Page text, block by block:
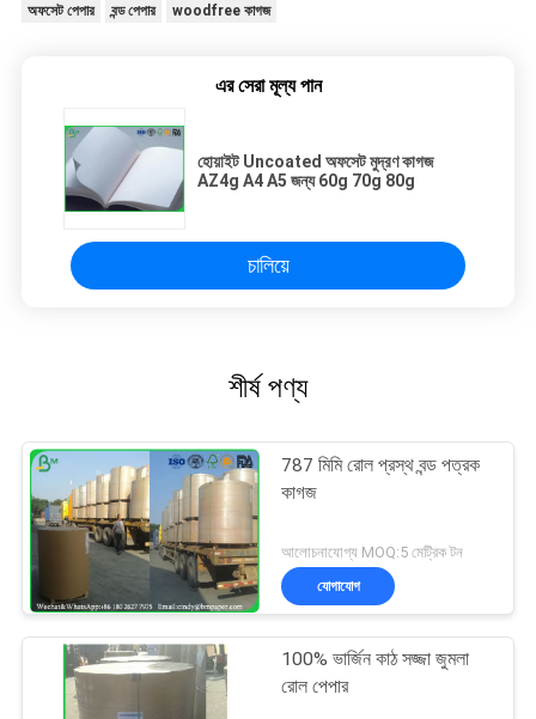
অফসেট পেপার বন্ড পেপার woodfree কাগজ
এর সেরা মূল্য পান
হোয়াইট Uncoated অফসেট মুদ্রণ কাগজ
AZ4g A4 A5 জন্য 60g 70g 80g
চালিয়ে
শীর্ষ পণ্য
787 মিমি রোল প্রস্থ বন্ড পত্রক
কাগজ
আলোচনাযোগ্য MOQ:5 মেট্রিক টন
যোগাযোগ
100% ভার্জিন কাঠ সজ্জা জুমলা
রোল পেপার